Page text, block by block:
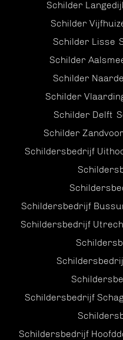
Schilder
Schilder
Schilder Lisse
Schilder
Schilder
Schilder
Schilder Delft
Schilder
Schildersbedrijf
Schildersbedrijf
Schildersbedrijf
Schildersbedrijf
Schildersbedrijf